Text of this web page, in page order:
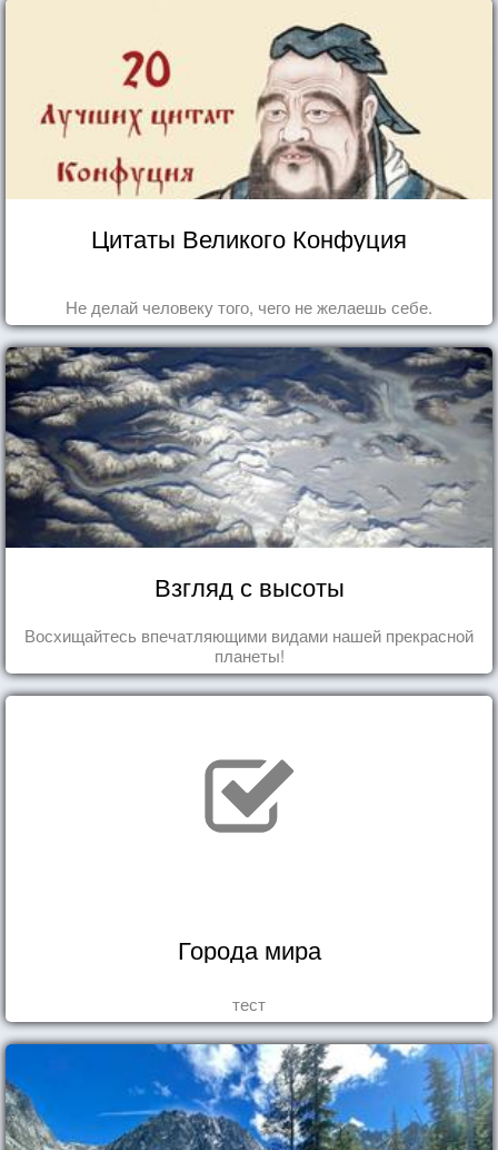
Цитаты Великого Конфуция
Не делай человеку того, чего не желаешь себе.
Взгляд с высоты
Восхищайтесь впечатляющими видами нашей прекрасной
планеты!
Города мира
тест